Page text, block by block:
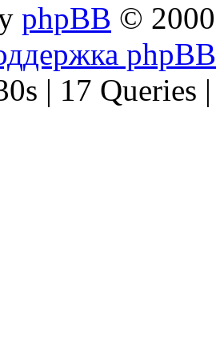
phpBB ©
phpBB
| 17 Queries